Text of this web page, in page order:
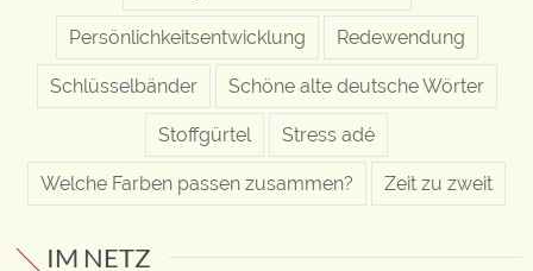
Persönlichkeitsentwicklung Redewendung
Schlüsselbänder Schöne alte deutsche Wörter
Stoffgürtel Stress adé
Welche Farben passen zusammen? Zeit zu zweit
IM NETZ